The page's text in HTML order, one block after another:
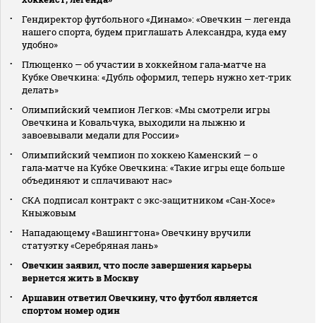
Гендиректор футбольного «Динамо»: «Овечкин — легенда
нашего спорта, будем приглашать Александра, куда ему
удобно»
Плющенко — об участии в хоккейном гала‑матче на
Кубке Овечкина: «Дубль оформил, теперь нужно хет‑трик
делать»
Олимпийский чемпион Легков: «Мы смотрели игры
Овечкина и Ковальчука, выходили на лыжню и
завоевывали медали для России»
Олимпийский чемпион по хоккею Каменский — о
гала‑матче на Кубке Овечкина: «Такие игры еще больше
объединяют и сплачивают нас»
СКА подписал контракт с экс‑защитником «Сан‑Хосе»
Кныжовым
Нападающему «Вашингтона» Овечкину вручили
статуэтку «Серебряная лань»
Овечкин заявил, что после завершения карьеры
вернется жить в Москву
Аршавин ответил Овечкину, что футбол является
спортом номер один